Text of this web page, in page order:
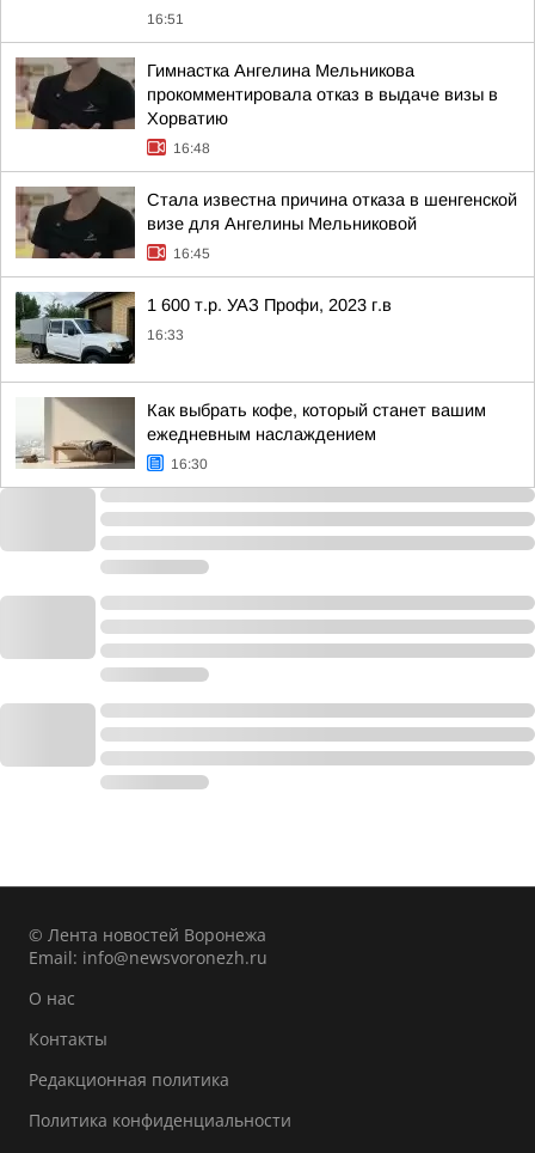
16:51
Гимнастка Ангелина Мельникова
прокомментировала отказ в выдаче визы в
Хорватию
16:48
Стала известна причина отказа в шенгенской
визе для Ангелины Мельниковой
16:45
1 600 т.р. УАЗ Профи, 2023 г.в
16:33
Как выбрать кофе, который станет вашим
ежедневным наслаждением
16:30
© Лента новостей Воронежа
Email: info@newsvoronezh.ru
О нас
Контакты
Редакционная политика
Политика конфиденциальности